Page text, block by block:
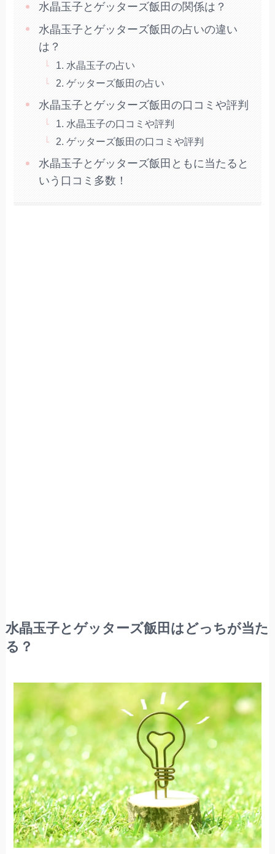
水晶玉子とゲッターズ飯田の関係は？
水晶玉子とゲッターズ飯田の占いの違い
は？
1. 水晶玉子の占い
2. ゲッターズ飯田の占い
水晶玉子とゲッターズ飯田の口コミや評判
1. 水晶玉子の口コミや評判
2. ゲッターズ飯田の口コミや評判
水晶玉子とゲッターズ飯田ともに当たると
いう口コミ多数！
水晶玉子とゲッターズ飯田はどっちが当た
る？